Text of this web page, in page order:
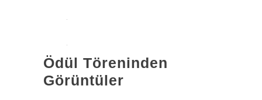
Ödül Töreninden
Görüntüler